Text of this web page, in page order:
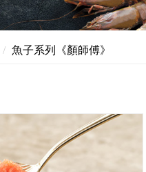
魚子系列《顏師傅》